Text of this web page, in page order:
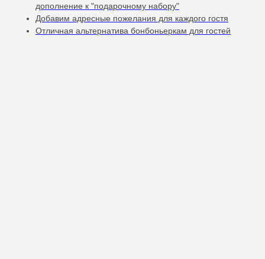
дополнение к "подарочному набору"
Добавим адресные пожелания для каждого гостя
Отличная альтернатива бонбоньеркам для гостей